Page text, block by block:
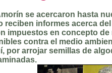
se acercaron hasta
reciben informes acerca
impuestos en concepto de
contra el medio
por arrojar semillas de